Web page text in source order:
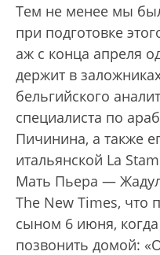
Тем не менее мы
при подготовке
аж с конца апреля
держит в
бельгийского
специалиста по
Пичинина, а также
итальянской La
Мать Пьера —
The New Times, что
сыном 6 июня,
позвонить домой: